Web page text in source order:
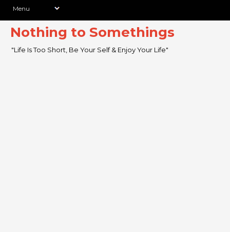
Nothing to Somethings
"Life Is Too Short, Be Your Self & Enjoy Your Life"